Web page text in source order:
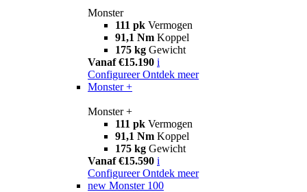
Monster
111 pk Vermogen
91,1 Nm Koppel
175 kg Gewicht
Vanaf €15.190 i
Configureer Ontdek meer
Monster +
Monster +
111 pk Vermogen
91,1 Nm Koppel
175 kg Gewicht
Vanaf €15.590 i
Configureer Ontdek meer
new Monster 100